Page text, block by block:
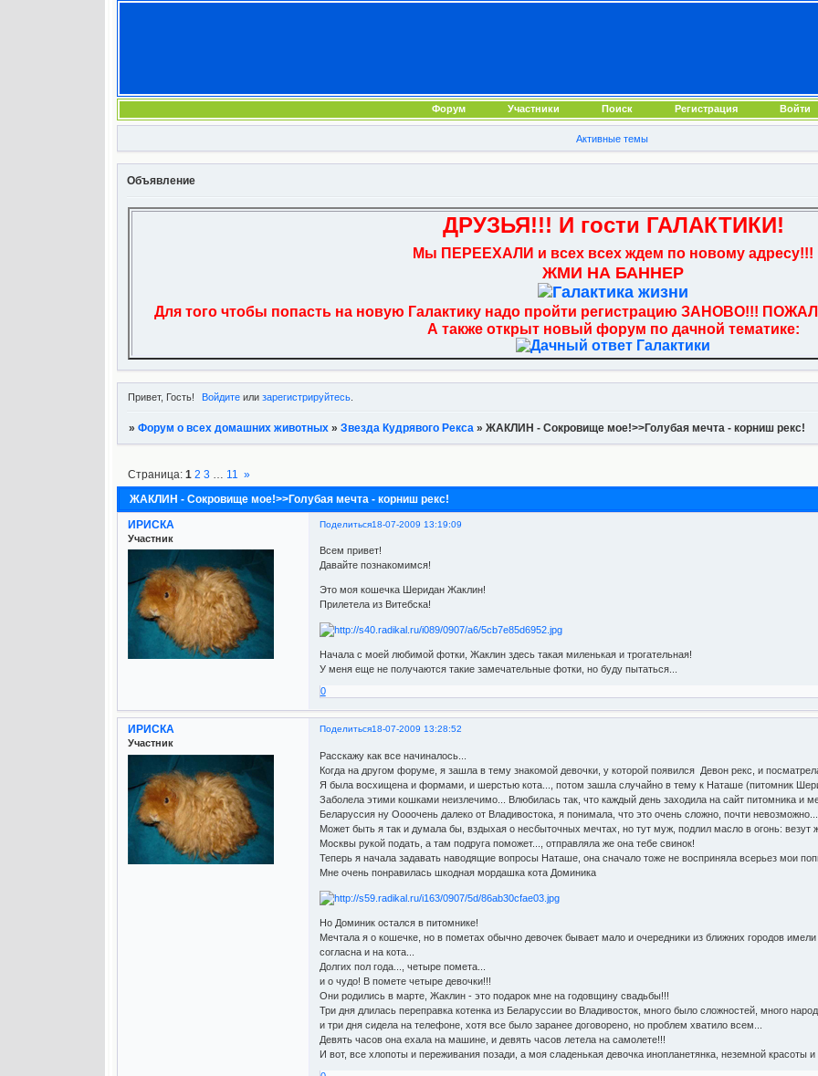
Форум Участники Поиск Регистрация Войти
Активные темы
Объявление
ДРУЗЬЯ!!! И гости ГАЛАКТИКИ!
Мы ПЕРЕЕХАЛИ и всех всех ждем по новому адресу!!!
ЖМИ НА БАННЕР
Для того чтобы попасть на новую Галактику надо пройти регистрацию ЗАНОВО!!!
А также открыт новый форум по дачной тематике:
Привет, Гость! Войдите илизарегистрируйтесь
» Форум о всех домашних животных » Звезда Кудрявого Рекса » ЖАКЛИН - Сокровище мое!>>Голубая мечта - корниш рекс!
ЖАКЛИН - Сокровище мое!>>Голубая мечта - корниш рекс!
Страница: 1 2 3 … 11 »
Поделиться18-07-2009 13:19:09
ИРИСКА
Участник
Всем привет!
Давайте познакомимся!
Это моя кошечка Шеридан Жаклин!
Прилетела из Витебска!
Начала с моей любимой фотки, Жаклин здесь такая миленькая и трогательная!
У меня еще не получаются такие замечательные фотки, но буду пытаться...
0
Поделиться18-07-2009 13:28:52
ИРИСКА
Участник
Расскажу как все начиналось...
Когда на другом форуме, я зашла в тему знакомой девочки, у которой появился Девон рекс, и
Я была восхищена и формами, и шерстью кота..., потом зашла случайно в тему к Наташе (питомник
Заболела этими кошками неизлечимо... Влюбилась так, что каждый день заходила на сайт питомника и
Беларуссия ну Оооочень далеко от Владивостока, я понимала, что это очень сложно, почти невозможно...
Может быть я так и думала бы, вздыхая о несбыточных мечтах, но тут муж, подлил масло в огонь:
Москвы рукой подать, а там подруга поможет..., отправляла же она тебе свинок!
Теперь я начала задавать наводящие вопросы Наташе, она сначало тоже не восприняла всерьез мои
Мне очень понравилась шкодная мордашка кота Доминика
Но Доминик остался в питомнике!
Мечтала я о кошечке, но в пометах обычно девочек бывает мало и очередники из ближних городов
согласна и на кота...
Долгих пол года..., четыре помета...
и о чудо! В помете четыре девочки!!!
Они родились в марте, Жаклин - это подарок мне на годовщину свадьбы!!!
Три дня длилась переправка котенка из Беларуссии во Владивосток, много было сложностей, много
и три дня сидела на телефоне, хотя все было заранее договорено, но проблем хватило всем...
Девять часов она ехала на машине, и девять часов летела на самолете!!!
И вот, все хлопоты и переживания позади, а моя сладенькая девочка инопланетянка, неземной красоты